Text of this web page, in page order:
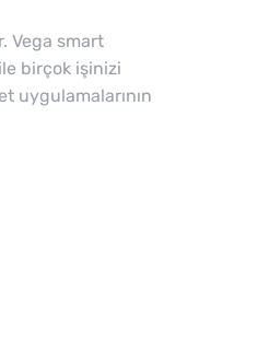
Vega smart
birçok işinizi
uygulamalarının